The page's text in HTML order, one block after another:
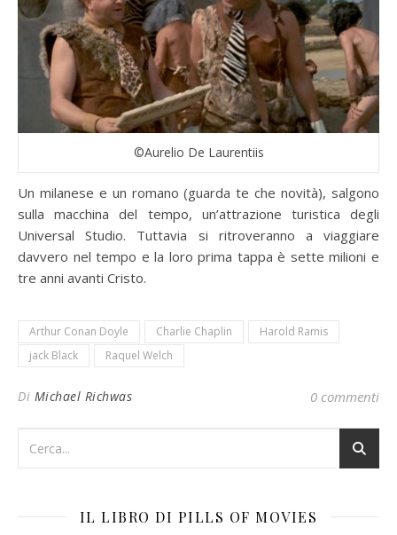
©Aurelio De Laurentiis
Un milanese e un romano (guarda te che novità), salgono
sulla macchina del tempo, un’attrazione turistica degli
Universal Studio. Tuttavia si ritroveranno a viaggiare
davvero nel tempo e la loro prima tappa è sette milioni e
tre anni avanti Cristo.
Arthur Conan Doyle Charlie Chaplin
Harold Ramis
jack Black
Raquel Welch
Di Michael Richwas 0 commenti
IL LIBRO DI PILLS OF MOVIES